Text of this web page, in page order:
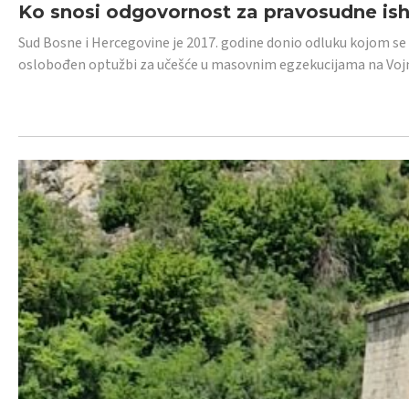
Ko snosi odgovornost za pravosudne
Sud Bosne i Hercegovine je 2017. godine donio odluku kojom
oslobođen optužbi za učešće u masovnim egzekucijama na